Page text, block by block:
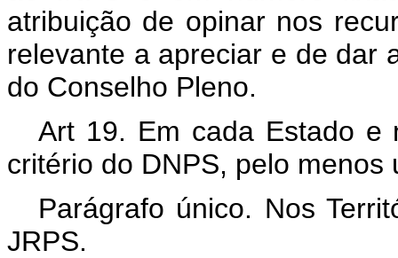
atribuição de opinar nos
relevante a apreciar e de dar
do Conselho Pleno.
Art 19. Em cada Estado e
critério do DNPS, pelo menos
Parágrafo único. Nos
JRPS.